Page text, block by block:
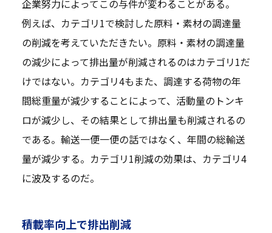
企業努力によってこの与件が変わることがある。
例えば、カテゴリ1で検討した原料・素材の調達量
の削減を考えていただきたい。原料・素材の調達量
の減少によって排出量が削減されるのはカテゴリ1だ
けではない。カテゴリ4もまた、調達する荷物の年
間総重量が減少することによって、活動量のトンキ
ロが減少し、その結果として排出量も削減されるの
である。輸送一便一便の話ではなく、年間の総輸送
量が減少する。カテゴリ1削減の効果は、カテゴリ4
に波及するのだ。
積載率向上で排出削減